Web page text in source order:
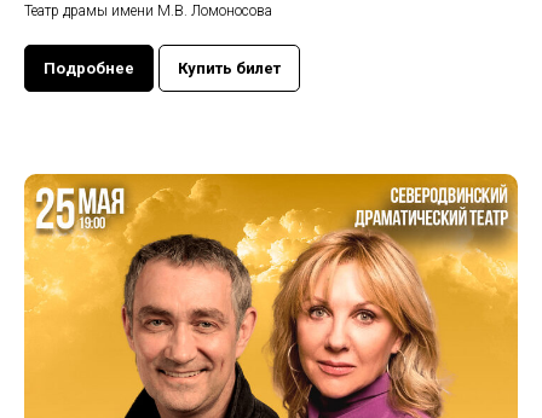
Театр драмы имени М.В. Ломоносова
Подробнее Купить билет